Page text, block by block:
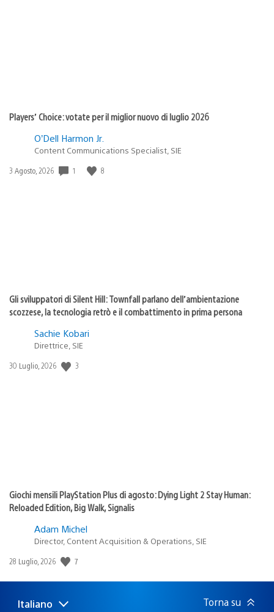
Players’ Choice: votate per il miglior nuovo di luglio 2026
O’Dell Harmon Jr.
Content Communications Specialist, SIE
Data
3 Agosto, 2026 1 8
Gli sviluppatori di Silent Hill: Townfall parlano dell’ambientazione
scozzese, la tecnologia retrò e il combattimento in prima persona
Sachie Kobari
Direttrice, SIE
Data
30 Luglio, 2026 3
Giochi mensili PlayStation Plus di agosto: Dying Light 2 Stay Human:
Reloaded Edition, Big Walk, Signalis
Adam Michel
Director, Content Acquisition & Operations, SIE
Data
pubblicazione:
28 Luglio, 2026 7
Seleziona
Regione
Italiano Torna su